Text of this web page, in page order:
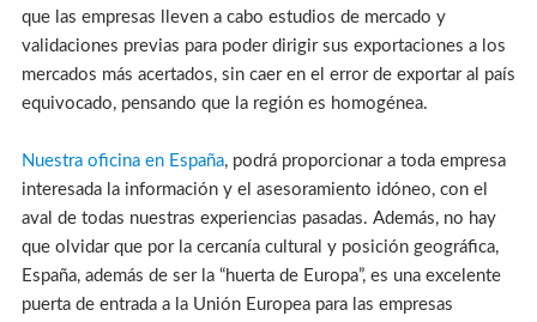
que las empresas lleven a cabo estudios de mercado y
validaciones previas para poder dirigir sus exportaciones a los
mercados más acertados, sin caer en el error de exportar al país
equivocado, pensando que la región es homogénea.
Nuestra oficina en España, podrá proporcionar a toda empresa
interesada la información y el asesoramiento idóneo, con el
aval de todas nuestras experiencias pasadas. Además, no hay
que olvidar que por la cercanía cultural y posición geográfica,
España, además de ser la “huerta de Europa”, es una excelente
puerta de entrada a la Unión Europea para las empresas